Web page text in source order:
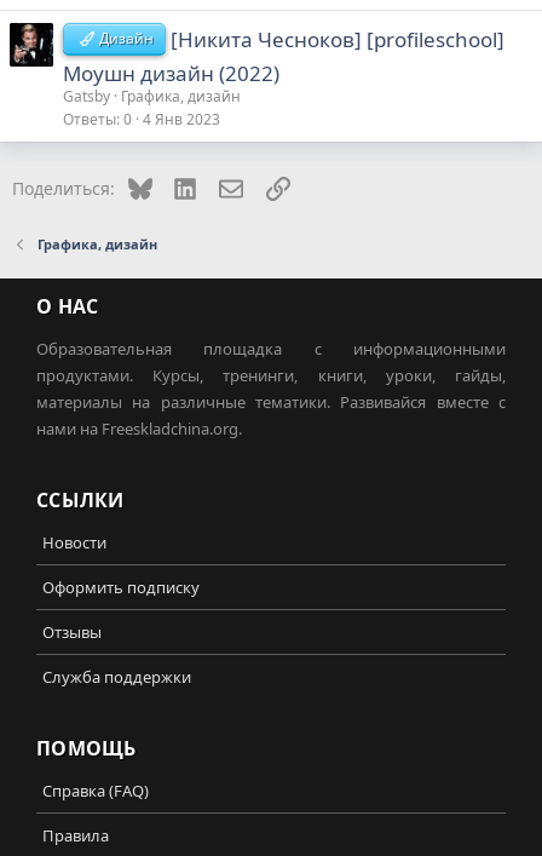
Дизайн
[Никита Чесноков] [profileschool]
Моушн дизайн (2022)
Gatsby Графика, дизайн
Ответы 0 4 Янв 2023
Поделиться: Bluesky LinkedInЭлектронная почта
Ссылка
Графика, дизайн
О НАС
Образовательная площадка с информационными
продуктами. Курсы, тренинги, книги, уроки, гайды,
материалы на различные тематики. Развивайся вместе с
нами на Freeskladchina.org.
ССЫЛКИ
Новости
Оформить подписку
Отзывы
Служба поддержки
ПОМОЩЬ
Справка (FAQ)
Правила